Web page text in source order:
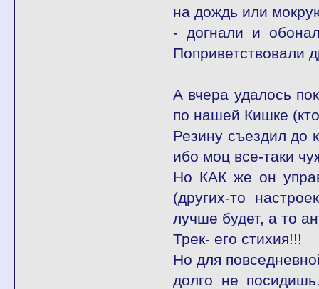
на дождь или
- догнали и
Поприветствовали
А вчера удалось
по нашей Кишке
Резину съездил до
ибо моц все-таки
Но КАК же он
(других-то
лучше будет, а то
Трек- его стихия!!!
Но для
долго не